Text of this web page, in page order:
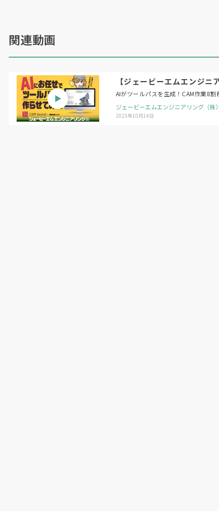
関連動画
【ジェービーエムエンジ
AIがツールパスを生成！CAM作業8割
ジェービーエムエンジニアリング（株
2025年10月14日